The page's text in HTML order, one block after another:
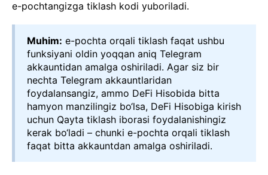
e-pochtangizga tiklash kodi yuboriladi.
Muhim: e-pochta orqali tiklash faqat ushbu
funksiyani oldin yoqqan aniq Telegram
akkauntidan amalga oshiriladi. Agar siz bir
nechta Telegram akkauntlaridan
foydalansangiz, ammo DeFi Hisobida bitta
hamyon manzilingiz bo‘lsa, DeFi Hisobiga kirish
uchun Qayta tiklash iborasi foydalanishingiz
kerak bo‘ladi – chunki e-pochta orqali tiklash
faqat bitta akkauntdan amalga oshiriladi.